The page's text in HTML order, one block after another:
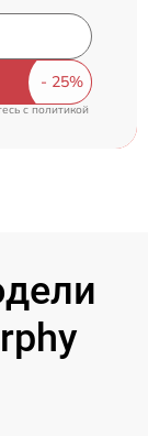
cполитикой